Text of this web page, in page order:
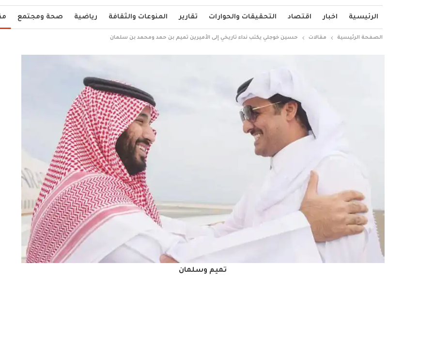
الرئيسية اخبار اقتصاد التحقيقات والحوارات تقارير المنوعات والثقافة رياضية صحة ومجتمع
الصفحة الرئيسية مقالات حسين خوجلي يكتب نداء تاريخي إلى الأميرين تميم بن حمد ومحمد بن سلمان
تميم وسلمان